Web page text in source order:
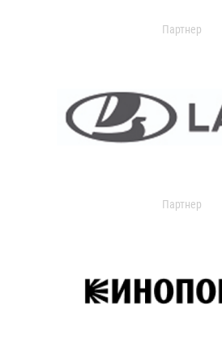
Партнер
Партнер